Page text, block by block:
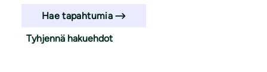
Hae tapahtumia
Tyhjennä hakuehdot